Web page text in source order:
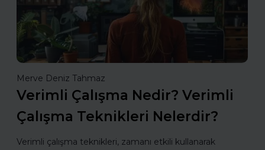
Merve Deniz Tahmaz
Verimli Çalışma Nedir? Verimli
Çalışma Teknikleri Nelerdir?
Verimli çalışma teknikleri, zamanı etkili kullanarak